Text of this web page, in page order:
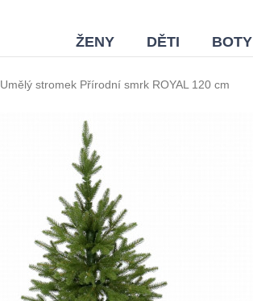
ŽENY DĚTI BOTY
Umělý stromek Přírodní smrk ROYAL 120 cm